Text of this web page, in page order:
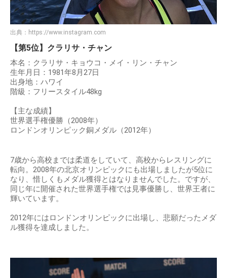
出典： https://www.instagram.com
【第5位】クラリサ・チャン
本名：クラリサ・キョウコ・メイ・リン・チャン
生年月日：1981年8月27日
出身地：ハワイ
階級：フリースタイル48kg
【主な成績】
世界選手権優勝（2008年）
ロンドンオリンピック銅メダル（2012年）
7歳から高校までは柔道をしていて、高校からレスリングに
転向。2008年の北京オリンピックにも出場しましたが5位に
なり、惜しくもメダル獲得とはなりませんでした。ですが、
同じ年に開催された世界選手権では見事優勝し、世界王者に
輝いています。
2012年にはロンドンオリンピックに出場し、悲願だったメダ
ル獲得を達成しました。